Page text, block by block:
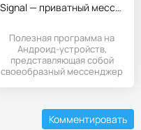
Signal — приватный мессенджер
Полезная программа на
Андроид-устройств,
представляющая собой
своеобразный мессенджер
Комментировать